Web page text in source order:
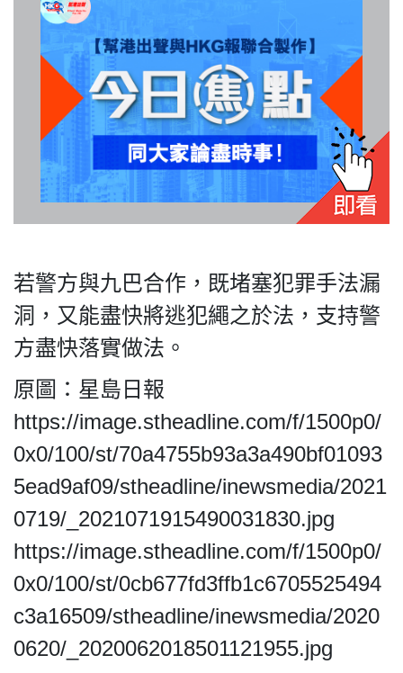
登記支持
聯絡我們
私
隱
策
及
責
聲
明
©
2018
Silent
Majority
For
HK.
All
若警方與九巴合作，既堵塞犯罪手法漏
洞，又能盡快將逃犯繩之於法，支持警
方盡快落實做法。
原圖：星島日報
https://image.stheadline.com/f/1500p0/
0x0/100/st/70a4755b93a3a490bf01093
5ead9af09/stheadline/inewsmedia/2021
0719/_2021071915490031830.jpg
https://image.stheadline.com/f/1500p0/
0x0/100/st/0cb677fd3ffb1c6705525494
c3a16509/stheadline/inewsmedia/2020
0620/_2020062018501121955.jpg